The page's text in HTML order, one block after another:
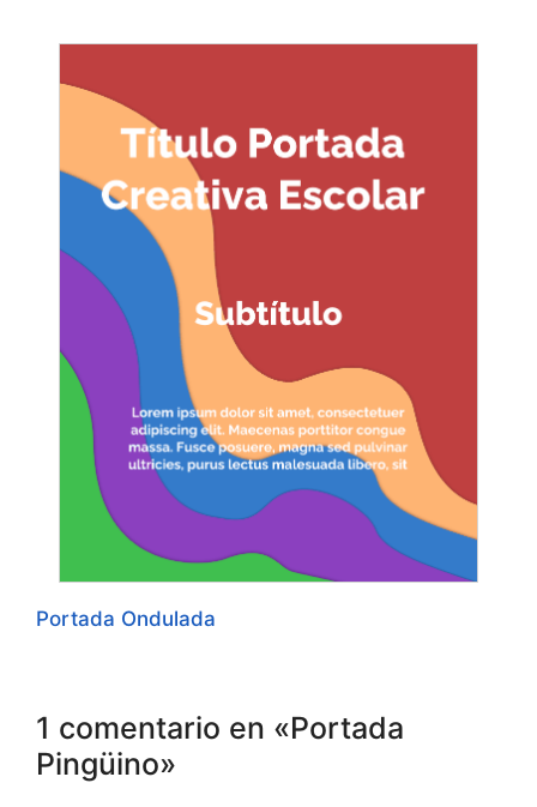
Portada Ondulada
1 comentario en «Portada
Pingüino»